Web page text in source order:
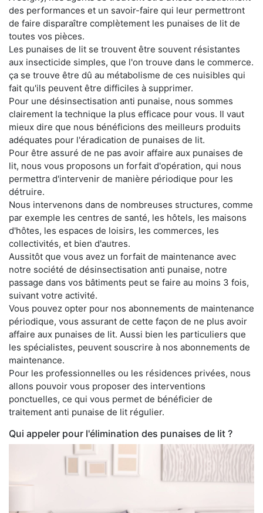
des performances et un savoir-faire qui leur permettront
de faire disparaître complètement les punaises de lit de
toutes vos pièces.
Les punaises de lit se trouvent être souvent résistantes
aux insecticide simples, que l'on trouve dans le commerce.
ça se trouve être dû au métabolisme de ces nuisibles qui
fait qu'ils peuvent être difficiles à supprimer.
Pour une désinsectisation anti punaise, nous sommes
clairement la technique la plus efficace pour vous. Il vaut
mieux dire que nous bénéficions des meilleurs produits
adéquates pour l'éradication de punaises de lit.
Pour être assuré de ne pas avoir affaire aux punaises de
lit, nous vous proposons un forfait d'opération, qui nous
permettra d'intervenir de manière périodique pour les
détruire.
Nous intervenons dans de nombreuses structures, comme
par exemple les centres de santé, les hôtels, les maisons
d'hôtes, les espaces de loisirs, les commerces, les
collectivités, et bien d'autres.
Aussitôt que vous avez un forfait de maintenance avec
notre société de désinsectisation anti punaise, notre
passage dans vos bâtiments peut se faire au moins 3 fois,
suivant votre activité.
Vous pouvez opter pour nos abonnements de maintenance
périodique, vous assurant de cette façon de ne plus avoir
affaire aux punaises de lit. Aussi bien les particuliers que
les spécialistes, peuvent souscrire à nos abonnements de
maintenance.
Pour les professionnelles ou les résidences privées, nous
allons pouvoir vous proposer des interventions
ponctuelles, ce qui vous permet de bénéficier de
traitement anti punaise de lit régulier.
Qui appeler pour l'élimination des punaises de lit ?